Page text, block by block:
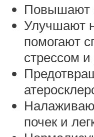
Повышают
Улучшают
помогают
стрессом
почек и